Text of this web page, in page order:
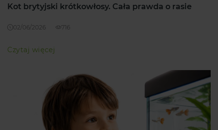
Kot brytyjski krótkowłosy. Cała prawda o rasie
02/06/2026 716
Czytaj więcej